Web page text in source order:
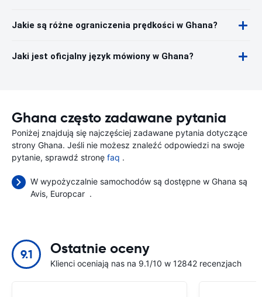
Jakie są różne ograniczenia prędkości w Ghana?
Jaki jest oficjalny język mówiony w Ghana?
Ghana często zadawane pytania
Poniżej znajdują się najczęściej zadawane pytania dotyczące
strony Ghana. Jeśli nie możesz znaleźć odpowiedzi na swoje
pytanie, sprawdź stronę faq .
W wypożyczalnie samochodów są dostępne w Ghana są
Avis Europcar .
9.1 Ostatnie oceny
Klienci oceniają nas na 9.1/10 w 12842 recenzjach